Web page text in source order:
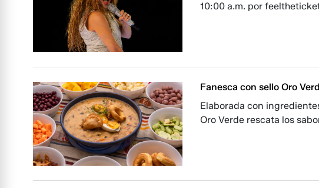
10:00 a.m. por
Fanesca con sello Oro
Elaborada con
Oro Verde rescata los